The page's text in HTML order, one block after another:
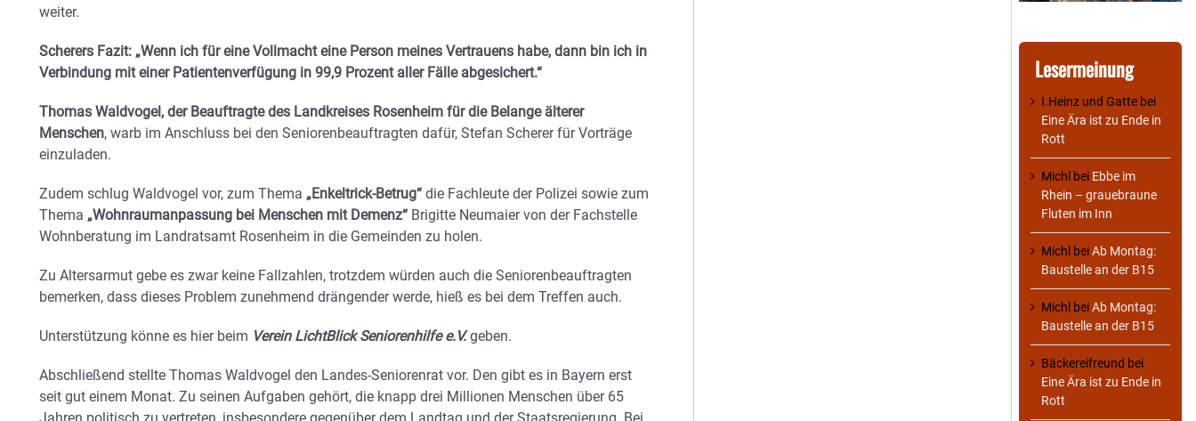
weiter.
Scherers Fazit: „Wenn ich für eine Vollmacht eine Person meines Vertrauens habe, dann bin ich in
Verbindung mit einer Patientenverfügung in 99,9 Prozent aller Fälle abgesichert.“
Thomas Waldvogel, der Beauftragte des Landkreises Rosenheim für die Belange älterer
Menschen, warb im Anschluss bei den Seniorenbeauftragten dafür, Stefan Scherer für Vorträge
einzuladen.
Zudem schlug Waldvogel vor, zum Thema „Enkeltrick-Betrug“ die Fachleute der Polizei sowie zum
Thema „Wohnraumanpassung bei Menschen mit Demenz“ Brigitte Neumaier von der Fachstelle
Wohnberatung im Landratsamt Rosenheim in die Gemeinden zu holen.
Zu Altersarmut gebe es zwar keine Fallzahlen, trotzdem würden auch die Seniorenbeauftragten
bemerken, dass dieses Problem zunehmend drängender werde, hieß es bei dem Treffen auch.
Unterstützung könne es hier beim Verein LichtBlick Seniorenhilfe e.V.geben.
Abschließend stellte Thomas Waldvogel den Landes-Seniorenrat vor. Den gibt es in Bayern erst
seit gut einem Monat. Zu seinen Aufgaben gehört, die knapp drei Millionen Menschen über 65
Lesermeinung
I.Heinz und Gatte bei
Eine Ära ist zu Ende in
Rott
Michl bei Ebbe im
Rhein – grauebraune
Fluten im Inn
Michl beiAb Montag:
Baustelle an der B15
Michl beiAb Montag:
Baustelle an der B15
Bäckereifreund bei
Eine Ära ist zu Ende in
Rott